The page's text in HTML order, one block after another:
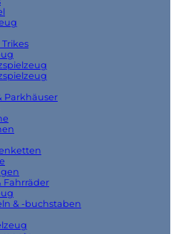
Parkhäuser
Fahrräder
& -buchstaben